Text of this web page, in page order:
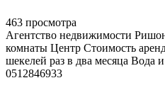
463 просмотра
Агентство недвижимости
комнаты Центр Стоимость
шекелей раз в два месяца Вода
0512846933